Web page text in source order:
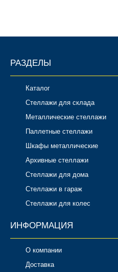
РАЗДЕЛЫ
Каталог
Стеллажи для склада
Металлические стеллажи
Паллетные стеллажи
Шкафы металлические
Архивные стеллажи
Стеллажи для дома
Стеллажи в гараж
Стеллажи для колес
ИНФОРМАЦИЯ
О компании
Доставка